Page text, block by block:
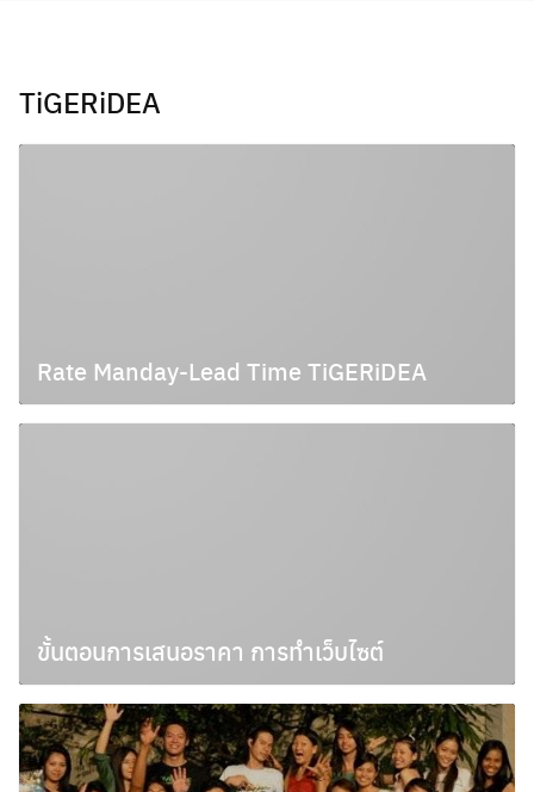
TiGERiDEA
Rate Manday-Lead Time TiGERiDEA
มกราคม 21, 2010
ขั้นตอนการเสนอราคา การทำเว็บไซต์